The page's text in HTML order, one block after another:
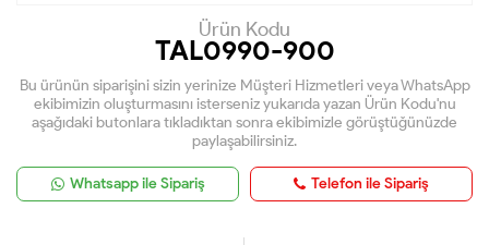
Ürün Kodu
TAL0990-900
Bu ürünün siparişini sizin yerinize Müşteri Hizmetleri veya WhatsApp
ekibimizin oluşturmasını isterseniz yukarıda yazan Ürün Kodu'nu
aşağıdaki butonlara tıkladıktan sonra ekibimizle görüştüğünüzde
paylaşabilirsiniz.
Whatsapp ile Sipariş Telefon ile Sipariş